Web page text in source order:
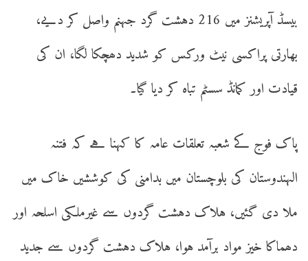
بیسڈ آپریشنز میں 216 دہشت گرد جہنم واصل کر دیے،
بھارتی پراکسی نیٹ ورکس کو شدید دھچکا لگا، ان کی
قیادت اور کمانڈ سسٹم تباہ کر دیا گیا۔
پاک فوج کے شعبہ تعلقات عامہ کا کہنا ہے کہ فتنہ
الہندوستان کی بلوچستان میں بدامنی کی کوششیں خاک میں
ملا دی گئیں، ہلاک دہشت گردوں سے غیرملکی اسلحہ اور
دھماکا خیز مواد برآمد ہوا، ہلاک دہشت گردوں سے جدید